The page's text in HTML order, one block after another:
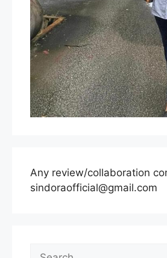
Any review/collaboration
sindoraofficial@gmail.com